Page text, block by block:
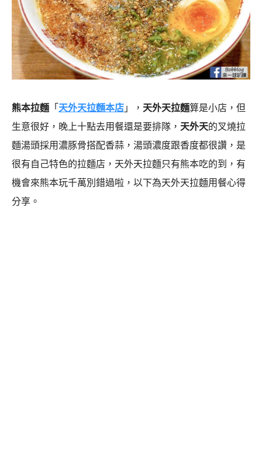
熊本拉麵 「 天外天拉麵本店 」， 天外天拉麵算是小店，但
生意很好，晚上十點去用餐還是要排隊， 天外天的叉燒拉
麵湯頭採用濃豚骨搭配香蒜，湯頭濃度跟香度都很讚，是
很有自己特色的拉麵店，天外天拉麵只有熊本吃的到，有
機會來熊本玩千萬別錯過啦，以下為天外天拉麵用餐心得
分享。